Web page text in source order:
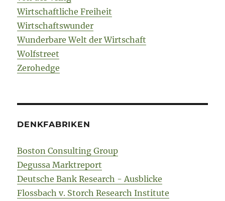
Wirtschaftliche Freiheit
Wirtschaftswunder
Wunderbare Welt der Wirtschaft
Wolfstreet
Zerohedge
DENKFABRIKEN
Boston Consulting Group
Degussa Marktreport
Deutsche Bank Research - Ausblicke
Flossbach v. Storch Research Institute